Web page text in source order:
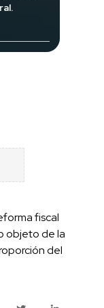
fiscal
objeto de la
del